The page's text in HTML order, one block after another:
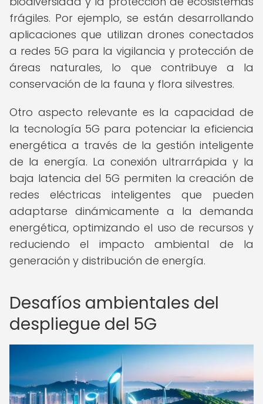
frágiles. Por ejemplo, se están desarrollando
aplicaciones que utilizan drones conectados
a redes 5G para la vigilancia y protección de
áreas naturales, lo que contribuye a la
conservación de la fauna y flora silvestres.
Otro aspecto relevante es la capacidad de
la tecnología 5G para potenciar la eficiencia
energética a través de la gestión inteligente
de la energía. La conexión ultrarrápida y la
baja latencia del 5G permiten la creación de
redes eléctricas inteligentes que pueden
adaptarse dinámicamente a la demanda
energética, optimizando el uso de recursos y
reduciendo el impacto ambiental de la
generación y distribución de energía.
Desafíos ambientales del
despliegue del 5G